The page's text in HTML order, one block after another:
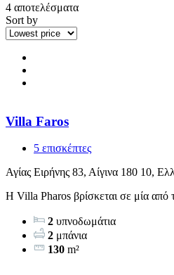
4 αποτελέσματα
Sort by
Villa Faros
5 επισκέπτες
Αγίας Ειρήνης 83, Αίγινα 180 10,
Η Villa Pharos βρίσκεται σε μία από
2 υπνοδωμάτια
2 μπάνια
130 m²